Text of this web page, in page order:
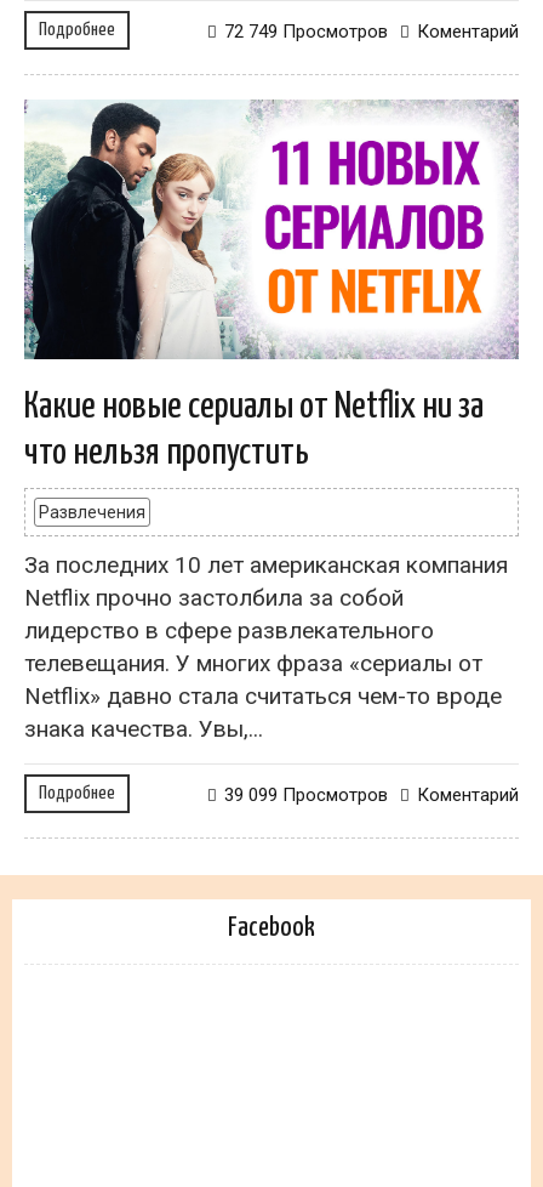
Подробнее Коментарий
72 749 Просмотров
Какие новые сериалы от Netflix ни за
что нельзя пропустить
Развлечения
За последних 10 лет американская компания
Netflix прочно застолбила за собой
лидерство в сфере развлекательного
телевещания. У многих фраза «сериалы от
Netflix» давно стала считаться чем-то вроде
знака качества. Увы,...
Подробнее Коментарий
39 099 Просмотров
Facebook